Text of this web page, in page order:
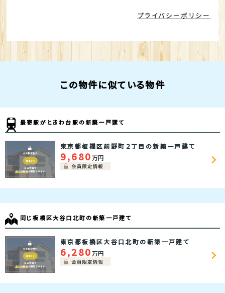
プライバシーポリシー
この物件に似ている物件
最寄駅がときわ台駅の新築一戸建て
東京都板橋区前野町２丁目の新築一戸建て
9,680万円
同じ板橋区大谷口北町の新築一戸建て
東京都板橋区大谷口北町の新築一戸建て
6,280万円